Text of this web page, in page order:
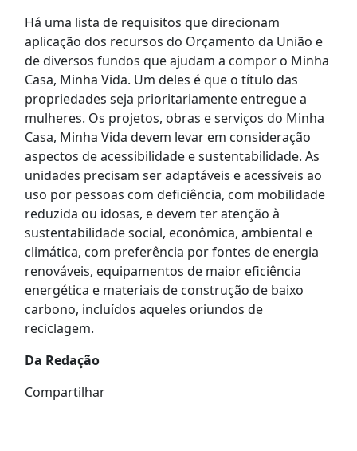
Há uma lista de requisitos que direcionam
aplicação dos recursos do Orçamento da União e
de diversos fundos que ajudam a compor o Minha
Casa, Minha Vida. Um deles é que o título das
propriedades seja prioritariamente entregue a
mulheres. Os projetos, obras e serviços do Minha
Casa, Minha Vida devem levar em consideração
aspectos de acessibilidade e sustentabilidade. As
unidades precisam ser adaptáveis e acessíveis ao
uso por pessoas com deficiência, com mobilidade
reduzida ou idosas, e devem ter atenção à
sustentabilidade social, econômica, ambiental e
climática, com preferência por fontes de energia
renováveis, equipamentos de maior eficiência
energética e materiais de construção de baixo
carbono, incluídos aqueles oriundos de
reciclagem.
Da Redação
Compartilhar